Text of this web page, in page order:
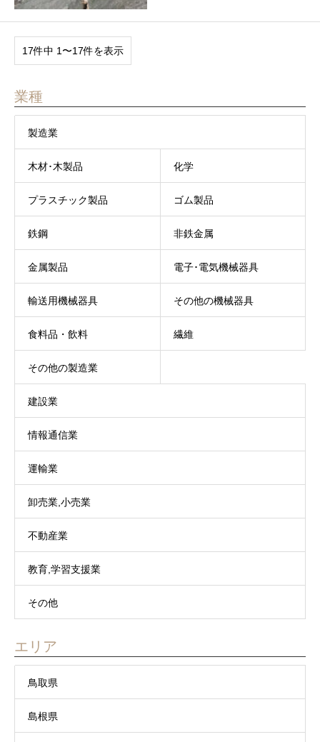
17件中 1〜17件を表示
業種
製造業
木材･木製品 化学
プラスチック製品 ゴム製品
鉄鋼 非鉄金属
金属製品 電子･電気機械器具
輸送用機械器具 その他の機械器具
食料品・飲料 繊維
その他の製造業
建設業
情報通信業
運輸業
卸売業,小売業
不動産業
教育,学習支援業
その他
エリア
鳥取県
島根県